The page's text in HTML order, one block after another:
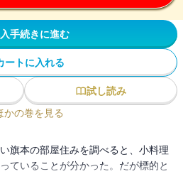
手続きに進む
ートに入れる
試し読み
かの巻を見る
旗本の部屋住みを調べると、小料理
ていることが分かった。だが標的と